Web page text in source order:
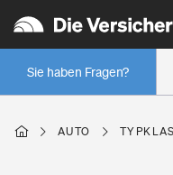
Sie haben Fragen?
Wer versichert was: Jetzt
Regionalklassen: So ist
Wer versichert was: Jetzt
AUTO